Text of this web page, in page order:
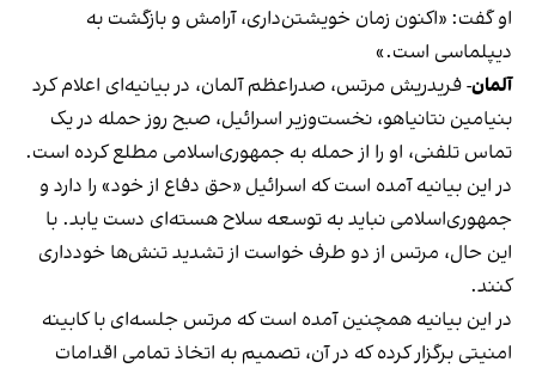
او گفت: «اکنون زمان خویشتن‌داری، آرامش و بازگشت به
دیپلماسی است.»
آلمان-فریدریش مرتس، صدراعظم آلمان، در بیانیه‌ای اعلام کرد
بنیامین نتانیاهو، نخست‌وزیر اسرائیل، صبح روز حمله در یک
تماس تلفنی، او را از حمله به جمهوری‌اسلامی مطلع کرده است.
در این بیانیه آمده است که اسرائیل «حق دفاع از خود» را دارد و
جمهوری‌اسلامی نباید به توسعه سلاح هسته‌ای دست یابد. با
این حال، مرتس از دو طرف خواست از تشدید تنش‌ها خودداری
کنند.
در این بیانیه همچنین آمده است که مرتس جلسه‌ای با کابینه
امنیتی برگزار کرده که در آن، تصمیم به اتخاذ تمامی اقدامات